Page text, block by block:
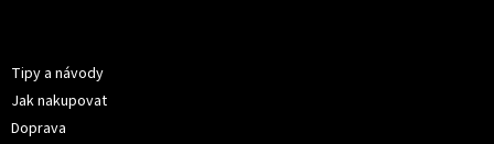
Tipy a návody
Jak nakupovat
Doprava